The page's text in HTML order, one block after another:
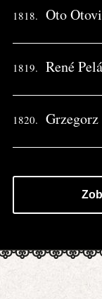
1818. Oto
1819. René
1820. Grzegorz